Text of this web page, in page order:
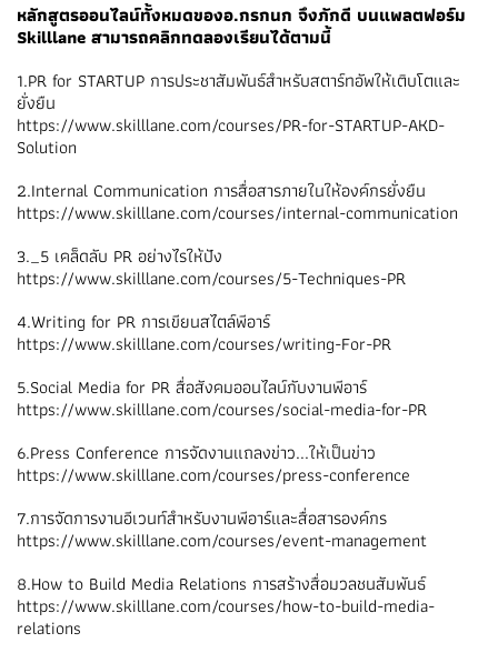
หลักสูตรออนไลน์ทั้งหมดของอ.กรกนก จึงภักดี บนแพลตฟอร์ม
Skilllane สามารถคลิกทดลองเรียนได้ตามนี้
1.PR for STARTUP การประชาสัมพันธ์สำหรับสตาร์ทอัพให้เติบโตและ
ยั่งยืน
https://www.skilllane.com/courses/PR-for-STARTUP-AKD-
Solution
2.Internal Communication การสื่อสารภายในให้องค์กรยั่งยืน
https://www.skilllane.com/courses/internal-communication
3._5 เคล็ดลับ PR อย่างไรให้ปัง
https://www.skilllane.com/courses/5-Techniques-PR
4.Writing for PR การเขียนสไตล์พีอาร์
https://www.skilllane.com/courses/writing-For-PR
5.Social Media for PR สื่อสังคมออนไลน์กับงานพีอาร์
https://www.skilllane.com/courses/social-media-for-PR
6.Press Conference การจัดงานแถลงข่าว...ให้เป็นข่าว
https://www.skilllane.com/courses/press-conference
7.การจัดการงานอีเวนท์สำหรับงานพีอาร์และสื่อสารองค์กร
https://www.skilllane.com/courses/event-management
8.How to Build Media Relations การสร้างสื่อมวลชนสัมพันธ์
https://www.skilllane.com/courses/how-to-build-media-
relations